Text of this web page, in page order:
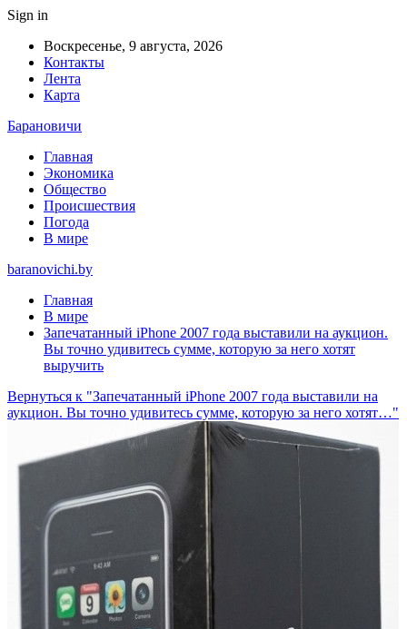
Sign in
Воскресенье, 9 августа, 2026
Контакты
Лента
Карта
Барановичи
Главная
Экономика
Общество
Происшествия
Погода
В мире
baranovichi.by
Главная
В мире
Запечатанный iPhone 2007 года выставили на аукцион.
Вы точно удивитесь сумме, которую за него хотят
выручить
Вернуться к "Запечатанный iPhone 2007 года выставили на
аукцион. Вы точно удивитесь сумме, которую за него хотят…"